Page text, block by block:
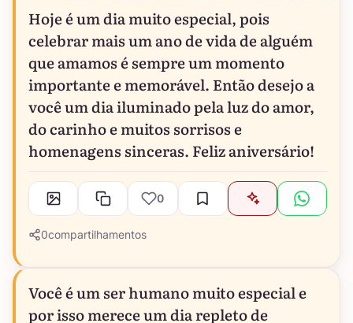
Hoje é um dia muito especial, pois
celebrar mais um ano de vida de alguém
que amamos é sempre um momento
importante e memorável. Então desejo a
você um dia iluminado pela luz do amor,
do carinho e muitos sorrisos e
homenagens sinceras. Feliz aniversário!
0
0compartilhamentos
Você é um ser humano muito especial e
por isso merece um dia repleto de